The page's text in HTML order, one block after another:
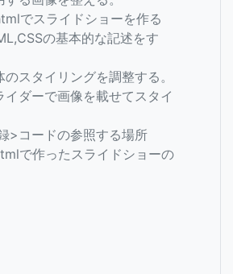
でスライドショーを作る
の基本的な記述をす
タイリングを調整する。
ーで画像を載せてスタイ
ドの参照する場所
で作ったスライドショーの